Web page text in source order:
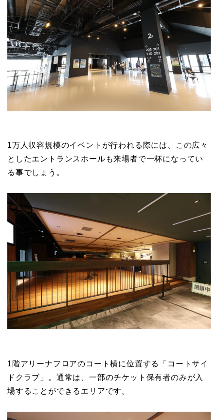
1万人収容規模のイベントが行われる際には、この広々
としたエントランスホールも来場者で一杯になってい
る事でしょう。
1階アリーナフロアのコート横に位置する「コートサイ
ドクラブ」。通常は、一部のチケット保有者のみが入
場することができるエリアです。